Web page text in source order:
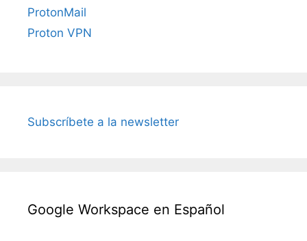
ProtonMail
Proton VPN
Subscríbete a la newsletter
Google Workspace en Español